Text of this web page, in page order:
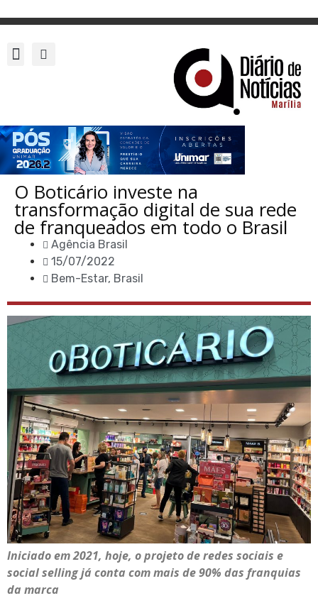
O Boticário investe na
transformação digital de sua rede
de franqueados em todo o Brasil
Agência Brasil
15/07/2022
Bem-Estar, Brasil
Iniciado em 2021, hoje, o projeto de redes sociais e
social selling já conta com mais de 90% das franquias
da marca